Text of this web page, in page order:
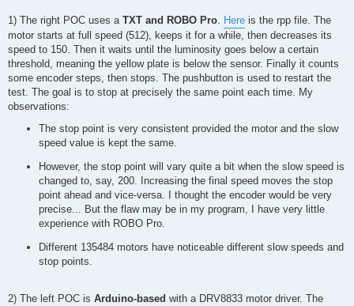
1) The right POC uses a TXT and ROBO Pro Here is the rpp file. The
motor starts at full speed (512), keeps it for a while, then decreases its
speed to 150. Then it waits until the luminosity goes below a certain
threshold, meaning the yellow plate is below the sensor. Finally it counts
some encoder steps, then stops. The pushbutton is used to restart the
test. The goal is to stop at precisely the same point each time. My
observations:
The stop point is very consistent provided the motor and the slow
speed value is kept the same.
However, the stop point will vary quite a bit when the slow speed is
changed to, say, 200. Increasing the final speed moves the stop
point ahead and vice-versa. I thought the encoder would be very
precise... But the flaw may be in my program, I have very little
experience with ROBO Pro.
Different 135484 motors have noticeable different slow speeds and
stop points.
2) The left POC is Arduino-based with a DRV8833 motor driver. The